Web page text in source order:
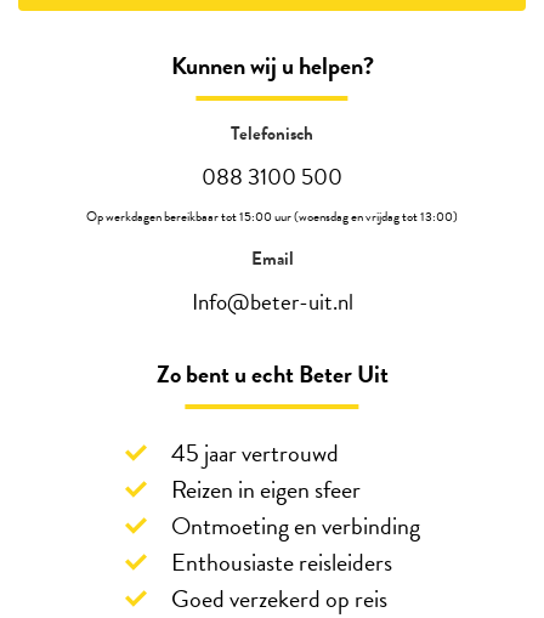
Kunnen wij u helpen?
Telefonisch
088 3100 500
Op werkdagen bereikbaar tot 15:00 uur (woensdag en vrijdag tot 13:00)
Email
Info@beter-uit.nl
Zo bent u echt Beter Uit
45 jaar vertrouwd
Reizen in eigen sfeer
Ontmoeting en verbinding
Enthousiaste reisleiders
Goed verzekerd op reis